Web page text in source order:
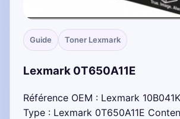
Guide Toner Lexmark
Lexmark 0T650A11E
Référence OEM : Lexmark
Type : Lexmark 0T650A11E